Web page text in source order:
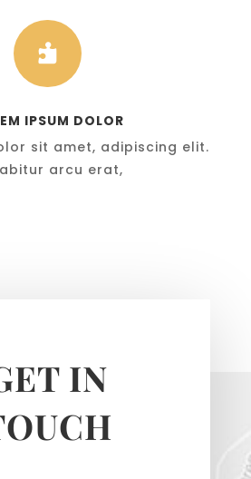

IPSUM DOLOR
sit amet, adipiscing elit.
arcu erat,
IN